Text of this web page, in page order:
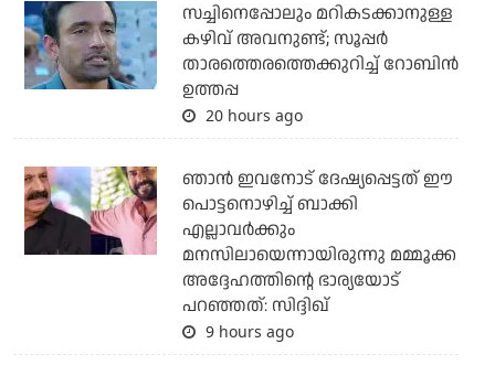
സച്ചിനെപ്പോലും മറികടക്കാനുള്ള
കഴിവ് അവനുണ്ട്; സൂപ്പര്‍
താരത്തെരത്തെക്കുറിച്ച് റോബിന്‍
ഉത്തപ്പ
20 hours ago
ഞാന്‍ ഇവനോട് ദേഷ്യപ്പെട്ടത് ഈ
പൊട്ടനൊഴിച്ച് ബാക്കി
എല്ലാവര്‍ക്കും
മനസിലായെന്നായിരുന്നു മമ്മൂക്ക
അദ്ദേഹത്തിന്റെ ഭാര്യയോട്
പറഞ്ഞത്: സിദ്ദിഖ്
9 hours ago